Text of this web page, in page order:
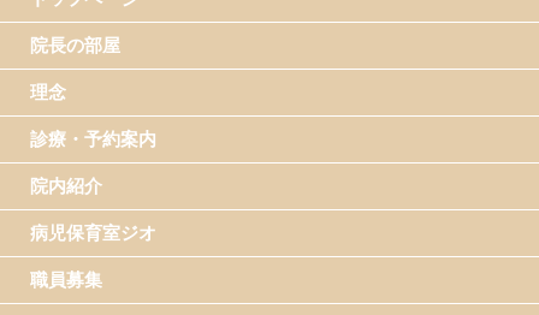
院長の部屋
理念
診療・予約案内
院内紹介
病児保育室ジオ
職員募集